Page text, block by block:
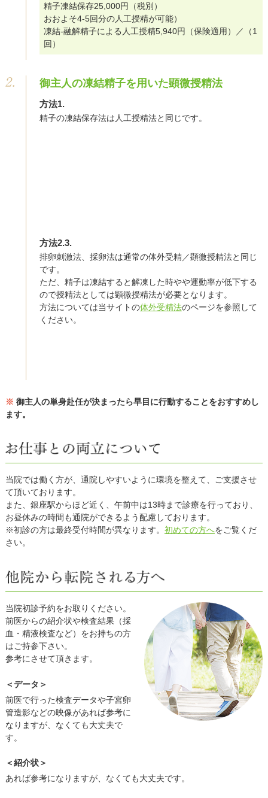
精子凍結保存25,000円（税別）
おおよそ4-5回分の人工授精が可能）
凍結-融解精子による人工授精5,940円（保険適用）／（1
回）
御主人の凍結精子を用いた顕微授精法
方法1.
精子の凍結保存法は人工授精法と同じです。
方法2.3.
排卵刺激法、採卵法は通常の体外受精／顕微授精法と同じ
です。
ただ、精子は凍結すると解凍した時やや運動率が低下する
ので授精法としては顕微授精法が必要となります。
方法については当サイトの体外受精法のページを参照して
ください。
※ 御主人の単身赴任が決まったら早目に行動することをおすすめし
ます。
当院では働く方が、通院しやすいように環境を整えて、ご支援させ
て頂いております。
また、銀座駅からほど近く、午前中は13時まで診療を行っており、
お昼休みの時間も通院ができるよう配慮しております。
※初診の方は最終受付時間が異なります。 初めての方へをご覧くだ
さい。
当院初診予約をお取りください。
前医からの紹介状や検査結果（採
血・精液検査など）をお持ちの方
はご持参下さい。
参考にさせて頂きます。
＜データ＞
前医で行った検査データや子宮卵
管造影などの映像があれば参考に
なりますが、なくても大丈夫で
す。
＜紹介状＞
あれば参考になりますが、なくても大丈夫です。